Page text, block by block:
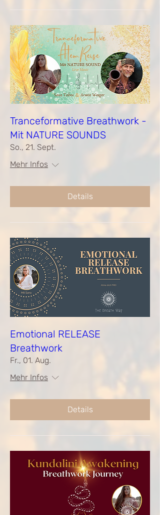
Tranceformative Breathwork -
Mit NATURE SOUNDS
So., 21. Sept.
Mehr Infos
Details
Emotional RELEASE
Breathwork
Fr., 01. Aug.
Mehr Infos
Details